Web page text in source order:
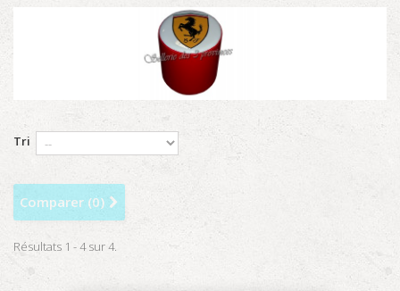
Tri
Comparer (0)
Résultats 1 - 4 sur 4.